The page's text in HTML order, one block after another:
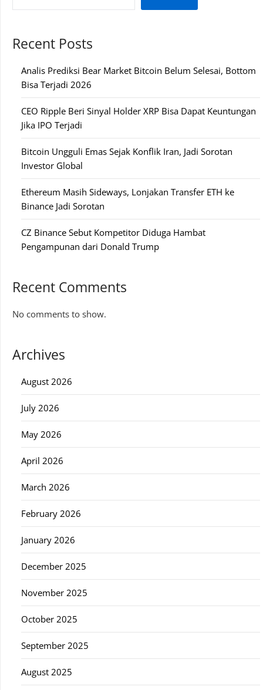
Recent Posts
Analis Prediksi Bear Market Bitcoin Belum Selesai, Bottom
Bisa Terjadi 2026
CEO Ripple Beri Sinyal Holder XRP Bisa Dapat Keuntungan
Jika IPO Terjadi
Bitcoin Ungguli Emas Sejak Konflik Iran, Jadi Sorotan
Investor Global
Ethereum Masih Sideways, Lonjakan Transfer ETH ke
Binance Jadi Sorotan
CZ Binance Sebut Kompetitor Diduga Hambat
Pengampunan dari Donald Trump
Recent Comments
No comments to show.
Archives
August 2026
July 2026
May 2026
April 2026
March 2026
February 2026
January 2026
December 2025
November 2025
October 2025
September 2025
August 2025